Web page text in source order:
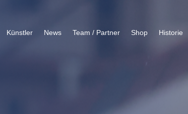
Künstler News Team / Partner Shop Historie